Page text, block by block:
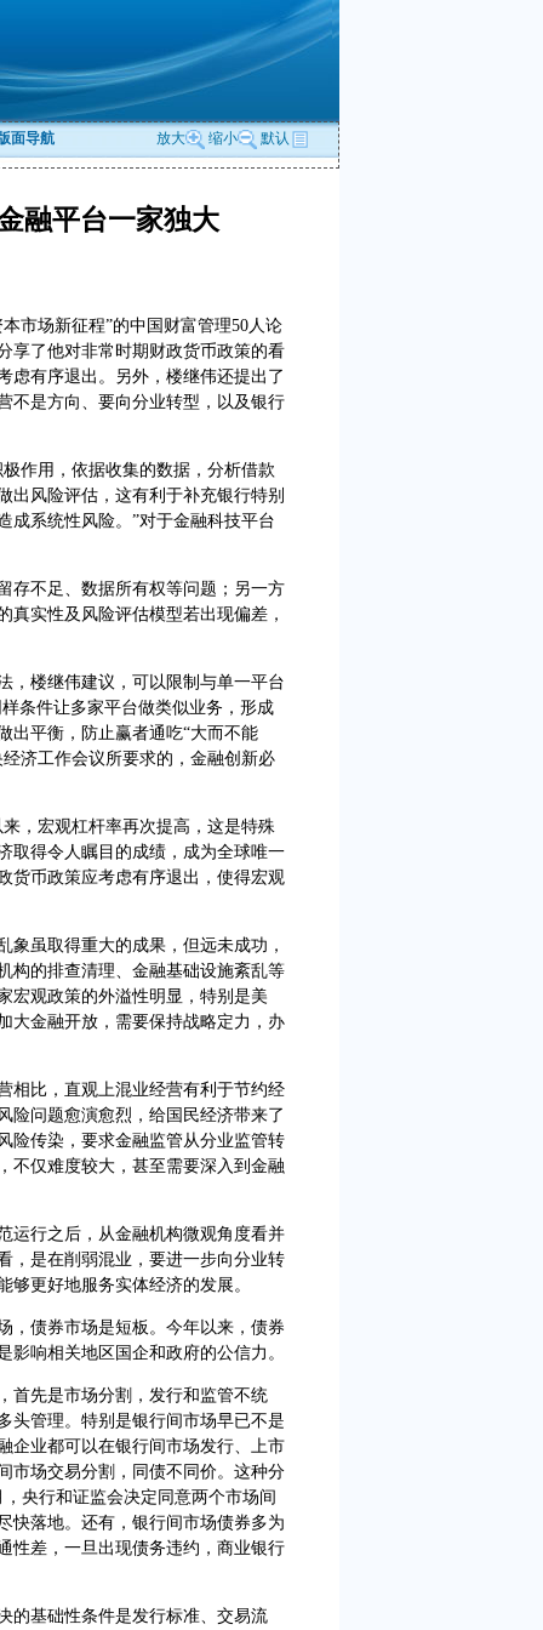
面导航 放大 缩小 默认
融平台一家独大
市场新征程”的中国财富管理50人论
享了他对非常时期财政货币政策的看
虑有序退出。另外，楼继伟还提出了
不是方向、要向分业转型，以及银行
作用，依据收集的数据，分析借款
出风险评估，这有利于补充银行特别
成系统性风险。”对于金融科技平台
不足、数据所有权等问题；另一方
真实性及风险评估模型若出现偏差，
楼继伟建议，可以限制与单一平台
条件让多家平台做类似业务，形成
出平衡，防止赢者通吃“大而不能
济工作会议所要求的，金融创新必
，宏观杠杆率再次提高，这是特殊
取得令人瞩目的成绩，成为全球唯一
货币政策应考虑有序退出，使得宏观
虽取得重大的成果，但远未成功，
构的排查清理、金融基础设施紊乱等
宏观政策的外溢性明显，特别是美
大金融开放，需要保持战略定力，办
比，直观上混业经营有利于节约经
险问题愈演愈烈，给国民经济带来了
险传染，要求金融监管从分业监管转
不仅难度较大，甚至需要深入到金融
行之后，从金融机构微观角度看并
，是在削弱混业，要进一步向分业转
更好地服务实体经济的发展。
债券市场是短板。今年以来，债券
响相关地区国企和政府的公信力。
先是市场分割，发行和监管不统
头管理。特别是银行间市场早已不是
企业都可以在银行间市场发行、上市
市场交易分割，同债不同价。这种分
央行和证监会决定同意两个市场间
快落地。还有，银行间市场债券多为
性差，一旦出现债务违约，商业银行
基础性条件是发行标准、交易流